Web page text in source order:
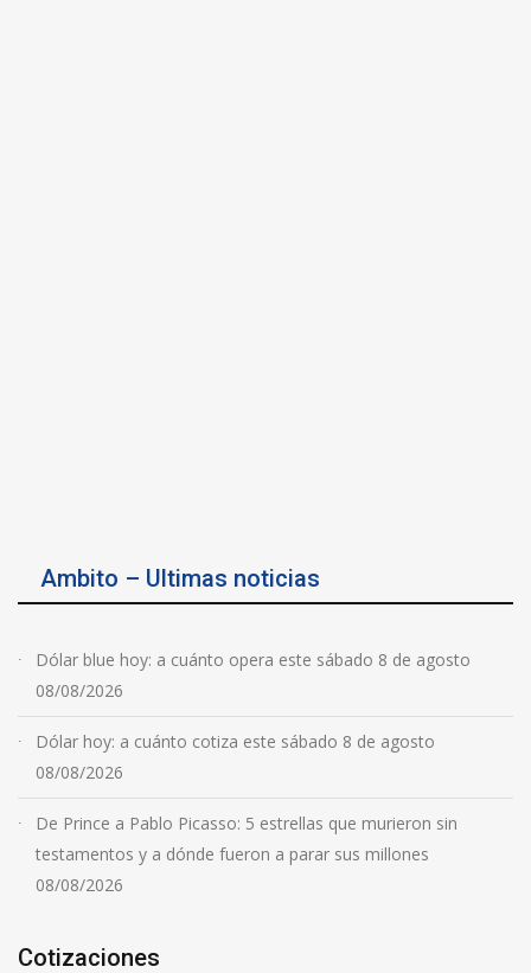
Ambito – Ultimas noticias
Dólar blue hoy: a cuánto opera este sábado 8 de agosto
08/08/2026
Dólar hoy: a cuánto cotiza este sábado 8 de agosto
08/08/2026
De Prince a Pablo Picasso: 5 estrellas que murieron sin
testamentos y a dónde fueron a parar sus millones
08/08/2026
Cotizaciones